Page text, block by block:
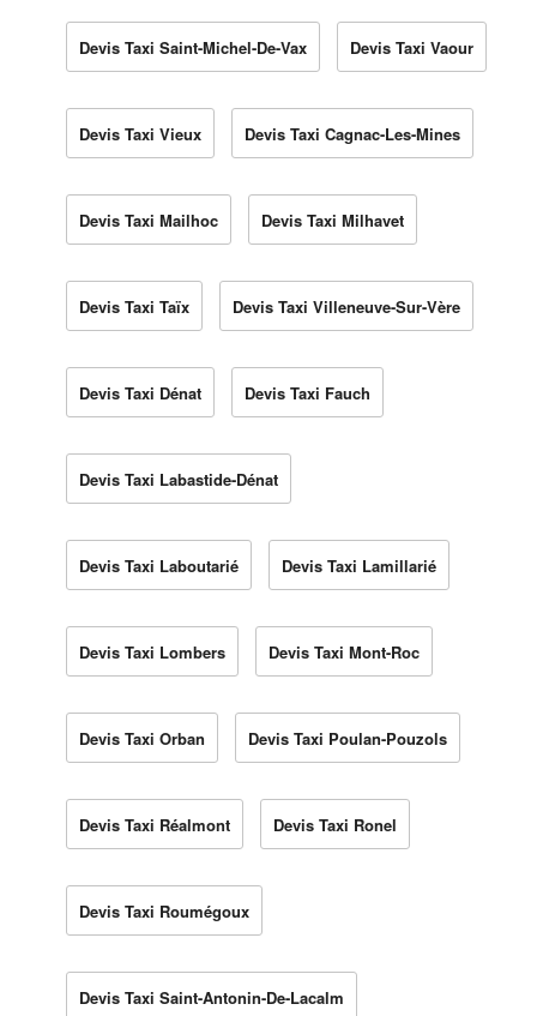
Devis Taxi Saint-Michel-De-Vax Devis Taxi Vaour
Devis Taxi Vieux Devis Taxi Cagnac-Les-Mines
Devis Taxi Mailhoc Devis Taxi Milhavet
Devis Taxi Taïx Devis Taxi Villeneuve-Sur-Vère
Devis Taxi Dénat Devis Taxi Fauch
Devis Taxi Labastide-Dénat
Devis Taxi Laboutarié Devis Taxi Lamillarié
Devis Taxi Lombers Devis Taxi Mont-Roc
Devis Taxi Orban Devis Taxi Poulan-Pouzols
Devis Taxi Réalmont Devis Taxi Ronel
Devis Taxi Roumégoux
Devis Taxi Saint-Antonin-De-Lacalm